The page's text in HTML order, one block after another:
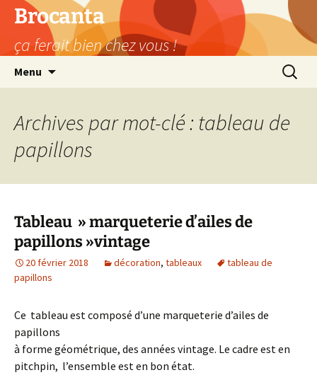
Aller
contenu
Brocanta
ça ferait bien chez vous !
Menu
Archives par mot-clé : tableau de
papillons
Tableau » marqueterie d’ailes de
papillons »vintage
20 février 2018 décoration, tableaux
tableau de
papillons
Ce tableau est composé d’une marqueterie d’ailes de
papillons
à forme géométrique, des années vintage. Le cadre est en
pitchpin, l’ensemble est en bon état.